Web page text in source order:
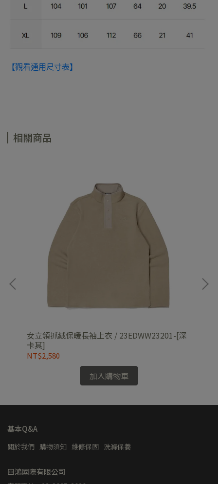
【觀看通用尺寸表】
相關商品
女立領抓絨保暖長袖上衣 / 23EDWW23201-[深
卡其]
NT$2,580
加入購物車
基本Q&A
關於我們 購物須知 維修保固 洗滌保養
回鴻國際有限公司